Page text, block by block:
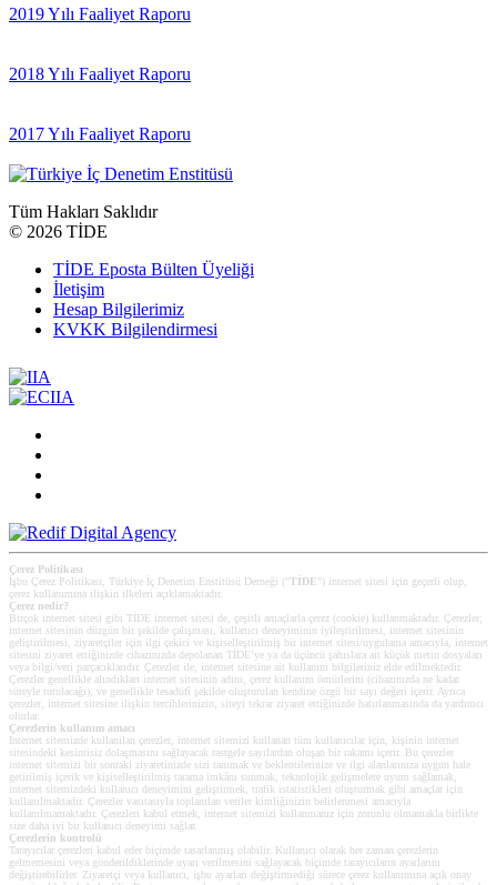
2019 Yılı Faaliyet Raporu
2018 Yılı Faaliyet Raporu
2017 Yılı Faaliyet Raporu
Tüm Hakları Saklıdır
© 2026 TİDE
TİDE Eposta Bülten Üyeliği
İletişim
Hesap Bilgilerimiz
KVKK Bilgilendirmesi
Çerez Politikası
İşbu Çerez Politikası, Türkiye İç Denetim Enstitüsü Derneği (" TİDE ") internet sitesi için geçerli olup,
çerez kullanımına ilişkin ilkeleri açıklamaktadır.
Çerez nedir?
Birçok internet sitesi gibi TİDE internet sitesi de, çeşitli amaçlarla çerez (cookie) kullanmaktadır. Çerezler;
internet sitesinin düzgün bir şekilde çalışması, kullanıcı deneyiminin iyileştirilmesi, internet sitesinin
geliştirilmesi, ziyaretçiler için ilgi çekici ve kişiselleştirilmiş bir internet sitesi/uygulama amacıyla, internet
sitesini ziyaret ettiğinizde cihazınızda depolanan TİDE’ye ya da üçüncü şahıslara ait küçük metin dosyaları
veya bilgi/veri parçacıklarıdır. Çerezler ile, internet sitesine ait kullanım bilgileriniz elde edilmektedir.
Çerezler genellikle alındıkları internet sitesinin adını, çerez kullanım ömürlerini (cihazınızda ne kadar
süreyle tutulacağı), ve genellikle tesadüfî şekilde oluşturulan kendine özgü bir sayı değeri içerir. Ayrıca
çerezler, internet sitesine ilişkin tercihlerinizin, siteyi tekrar ziyaret ettiğinizde hatırlanmasında da yardımcı
olurlar.
Çerezlerin kullanım amacı
Internet sitemizde kullanılan çerezler, internet sitemizi kullanan tüm kullanıcılar için, kişinin internet
sitesindeki kesintisiz dolaşmasını sağlayacak rastgele sayılardan oluşan bir rakamı içerir. Bu çerezler
internet sitemizi bir sonraki ziyaretinizde sizi tanımak ve beklentilerinize ve ilgi alanlarınıza uygun hale
getirilmiş içerik ve kişiselleştirilmiş tarama imkânı sunmak, teknolojik gelişmelere uyum sağlamak,
internet sitemizdeki kullanıcı deneyimini geliştirmek, trafik istatistikleri oluşturmak gibi amaçlar için
kullanılmaktadır. Çerezler vasıtasıyla toplanılan veriler kimliğinizin belirlenmesi amacıyla
kullanılmamaktadır. Çerezleri kabul etmek, internet sitemizi kullanmanız için zorunlu olmamakla birlikte
size daha iyi bir kullanıcı deneyimi sağlar.
Çerezlerin kontrolü
Tarayıcılar çerezleri kabul eder biçimde tasarlanmış olabilir. Kullanıcı olarak her zaman çerezlerin
gelmemesini veya gönderildiklerinde uyarı verilmesini sağlayacak biçimde tarayıcıların ayarlarını
değiştirebilirler. Ziyaretçi veya kullanıcı, işbu ayarları değiştirmediği sürece çerez kullanımına açık onay